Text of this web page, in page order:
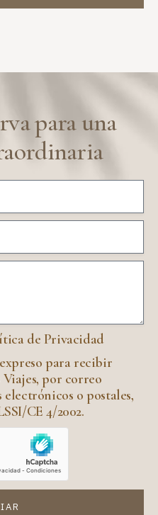
para una
de Privacidad
para recibir
por correo
o postales,
CE 4/2002.